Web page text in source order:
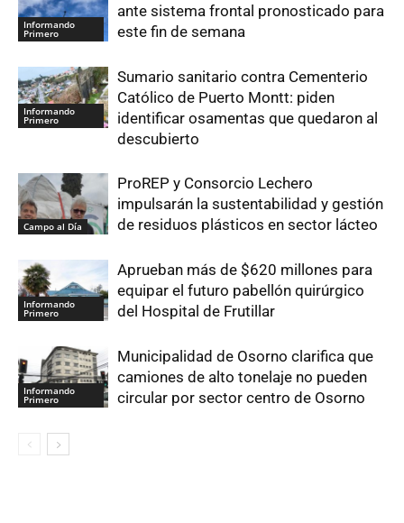
Informando
Primero
ante sistema frontal pronosticado para
este fin de semana
Informando
Primero
Sumario sanitario contra Cementerio
Católico de Puerto Montt: piden
identificar osamentas que quedaron al
descubierto
Campo al Día
ProREP y Consorcio Lechero
impulsarán la sustentabilidad y gestión
de residuos plásticos en sector lácteo
Informando
Primero
Aprueban más de $620 millones para
equipar el futuro pabellón quirúrgico
del Hospital de Frutillar
Informando
Primero
Municipalidad de Osorno clarifica que
camiones de alto tonelaje no pueden
circular por sector centro de Osorno